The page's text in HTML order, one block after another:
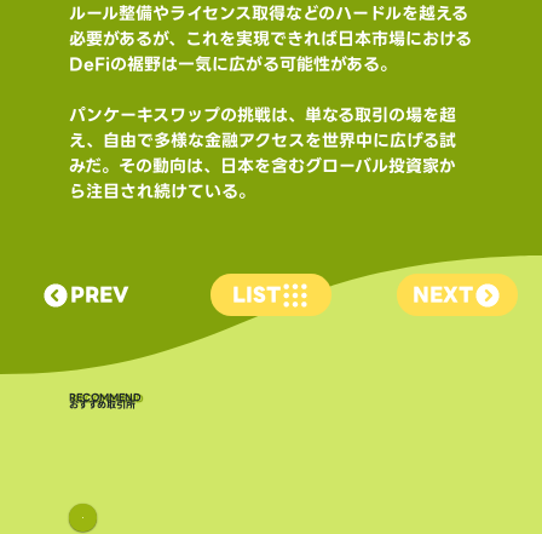
ルール整備やライセンス取得などのハードルを越える
必要があるが、これを実現できれば日本市場における
DeFiの裾野は一気に広がる可能性がある。
パンケーキスワップの挑戦は、単なる取引の場を超
え、自由で多様な金融アクセスを世界中に広げる試
みだ。その動向は、日本を含むグローバル投資家か
ら注目され続けている。
PREV LIST NEXT
​RECOMMEND
おすすめ取引所